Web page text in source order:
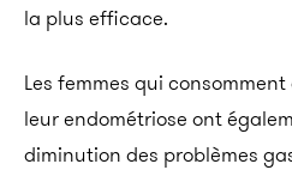
la plus efficace.
Les femmes qui
leur endométriose ont
diminution des problèmes